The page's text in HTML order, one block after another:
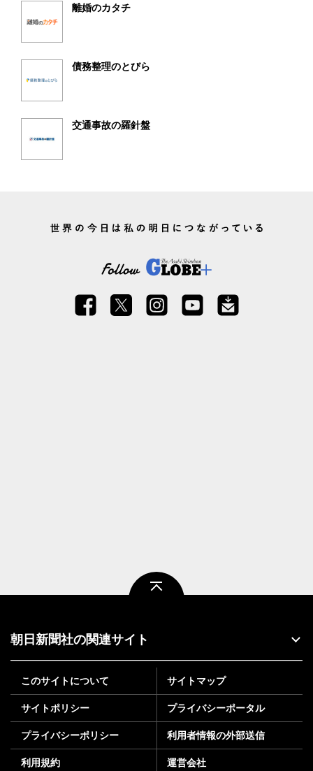
離婚のカタチ
債務整理のとびら
交通事故の羅針盤
朝日新聞社の関連サイト
このサイトについて サイトマップ
サイトポリシー プライバシーポータル
プライバシーポリシー 利用者情報の外部送信
利用規約 運営会社